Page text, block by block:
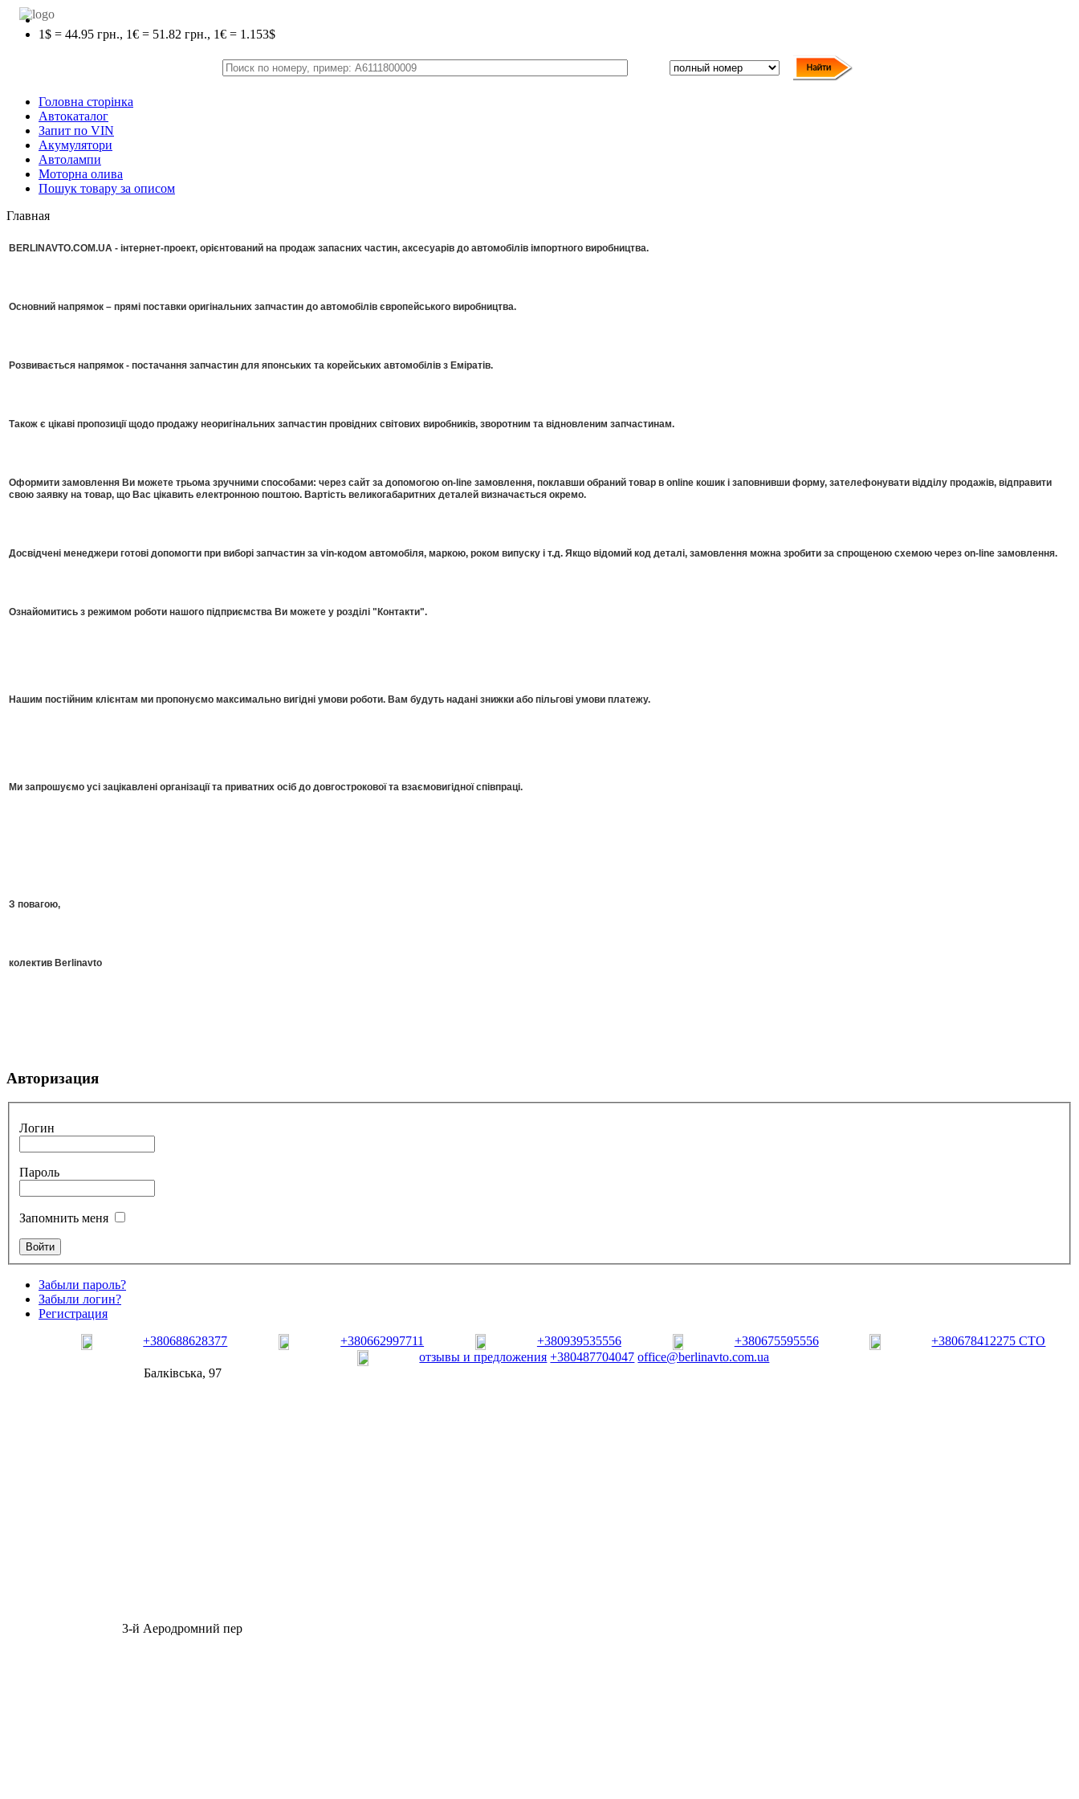
1$ = 44.95 грн., 1€ = 51.82 грн., 1€ = 1.153$
Головна сторінка
Автокаталог
Запит по VIN
Акумулятори
Автолампи
Моторна олива
Пошук товару за описом
Главная
BERLINAVTO.COM.UA - інтернет-проект, орієнтований на продаж запасних частин, аксесуарів до автомобілів імпортного виробництва.
Основний напрямок – прямі поставки оригінальних запчастин до автомобілів європейського виробництва.
Розвивається напрямок - постачання запчастин для японських та корейських автомобілів з Еміратів.
Також є цікаві пропозиції щодо продажу неоригінальних запчастин провідних світових виробників, зворотним та відновленим запчастинам.
Оформити замовлення Ви можете трьома зручними способами: через сайт за допомогою on-line замовлення, поклавши обраний товар в online кошик і заповнивши форму, зателефонувати відділу продажів, відправити
свою заявку на товар, що Вас цікавить електронною поштою. Вартість великогабаритних деталей визначається окремо.
Досвідчені менеджери готові допомогти при виборі запчастин за vin-кодом автомобіля, маркою, роком випуску і т.д. Якщо відомий код деталі, замовлення можна зробити за спрощеною схемою через on-line замовлення.
Ознайомитись з режимом роботи нашого підприємства Ви можете у розділі "Контакти".
Нашим постійним клієнтам ми пропонуємо максимально вигідні умови роботи. Вам будуть надані знижки або пільгові умови платежу.
Ми запрошуємо усі зацікавлені організації та приватних осіб до довгострокової та взаємовигідної співпраці.
З повагою,
колектив Berlinavto
Авторизация
Логин
Пароль
Запомнить меня
Забыли пароль?
Забыли логин?
Регистрация
+380688628377
+380662997711 +380939535556 +380675595556
+380678412275 СТО
отзывы и предложения +380487704047 office@berlinavto.com.ua
Балківська, 97
3-й Аеродромний пер